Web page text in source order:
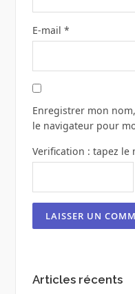
E-mail *
Enregistrer mon
le navigateur pour
Verification : tapez le
Articles récents